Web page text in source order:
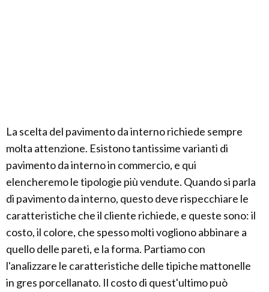
La scelta del pavimento da interno richiede sempre
molta attenzione. Esistono tantissime varianti di
pavimento da interno in commercio, e qui
elencheremo le tipologie più vendute. Quando si parla
di pavimento da interno, questo deve rispecchiare le
caratteristiche che il cliente richiede, e queste sono: il
costo, il colore, che spesso molti vogliono abbinare a
quello delle pareti, e la forma. Partiamo con
l'analizzare le caratteristiche delle tipiche mattonelle
in gres porcellanato. Il costo di quest'ultimo può